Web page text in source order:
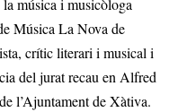
música i musicòloga
Música La Nova de
crític literari i musical i
del jurat recau en Alfred
l’Ajuntament de Xàtiva.